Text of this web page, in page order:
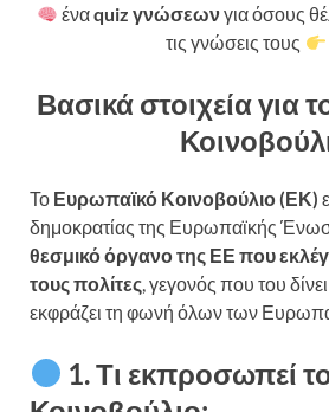
έναquiz γνώσεωνγια όσους
τις γνώσεις τους
Βασικά στοιχεία για
Το Ευρωπαϊκό Κοινοβούλιο (ΕΚ)
δημοκρατίας της Ευρωπαϊκής
θεσμικό όργανο της ΕΕ που
τους πολίτες , γεγονός που του
εκφράζει τη φωνή όλων των
1. Τι εκπροσωπεί